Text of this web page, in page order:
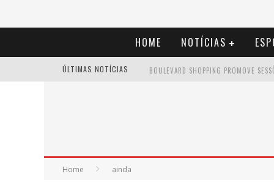
HOME NOTÍCIAS
ÚLTIMAS NOTÍCIAS
Home ainda